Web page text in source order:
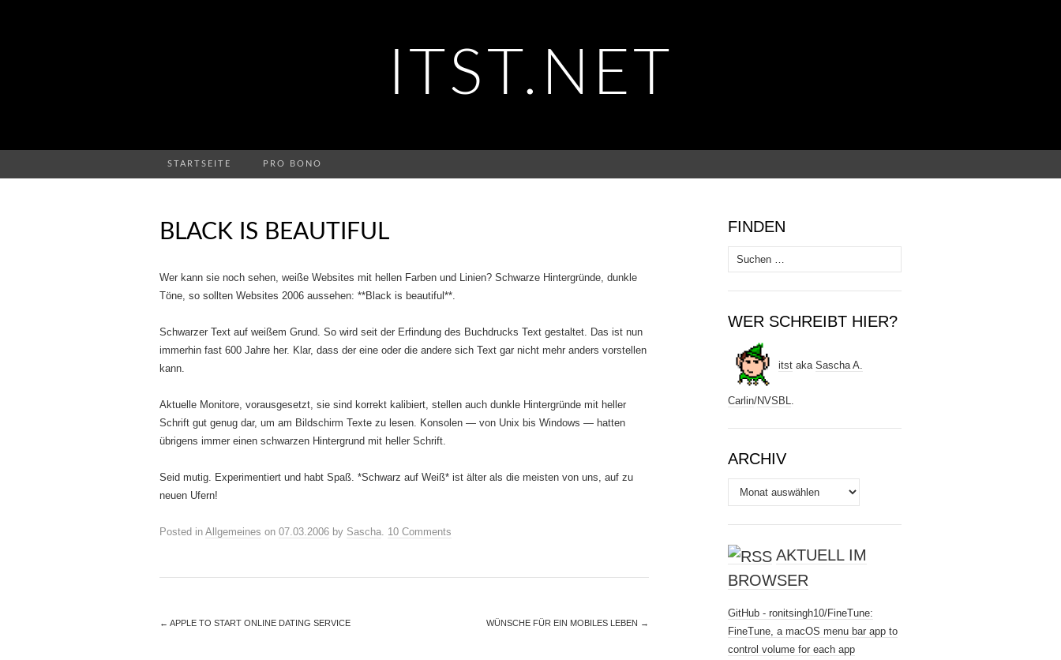
ITST.NET
STARTSEITE PRO BONO
nach:
BLACK IS BEAUTIFUL
Wer kann sie noch sehen, weiße Websites mit hellen Farben und Linien? Schwarze Hintergründe, dunkle
Töne, so sollten Websites 2006 aussehen: **Black is beautiful**.
Schwarzer Text auf weißem Grund. So wird seit der Erfindung des Buchdrucks Text gestaltet. Das ist nun
immerhin fast 600 Jahre her. Klar, dass der eine oder die andere sich Text gar nicht mehr anders vorstellen
kann.
Aktuelle Monitore, vorausgesetzt, sie sind korrekt kalibiert, stellen auch dunkle Hintergründe mit heller
Schrift gut genug dar, um am Bildschirm Texte zu lesen. Konsolen — von Unix bis Windows — hatten
übrigens immer einen schwarzen Hintergrund mit heller Schrift.
Seid mutig. Experimentiert und habt Spaß. *Schwarz auf Weiß* ist älter als die meisten von uns, auf zu
neuen Ufern!
Posted in Allgemeines on 07.03.2006 by Sascha. 10 Comments
← APPLE TO START ONLINE DATING SERVICE WÜNSCHE FÜR EIN MOBILES LEBEN →
FINDEN
Suchen
nach:
WER SCHREIBT HIER?
itst aka Sascha A.
Carlin/NVSBL.
ARCHIV
Archiv
AKTUELL IM
BROWSER
GitHub - ronitsingh10/FineTune:
FineTune, a macOS menu bar app to
control volume for each app